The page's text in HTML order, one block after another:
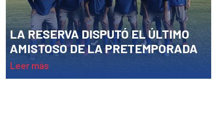
LA RESERVA DISPUTÓ EL ÚLTIMO
AMISTOSO DE LA PRETEMPORADA
leer más